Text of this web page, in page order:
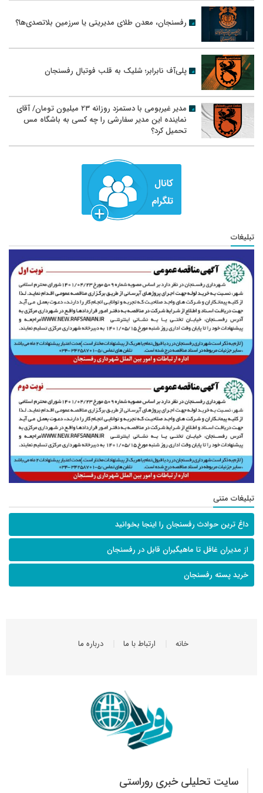
رفسنجان، معدن طلای مدیریتی یا سرزمین بلاتصدی‌ها؟
پلی‌آف نابرابر؛ شلیک به قلب فوتبال رفسنجان
مدیر غیربومی با دستمزد روزانه ۲۳ میلیون تومان/ آقای
نماینده این مدیر سفارشی را چه کسی به باشگاه مس
تحمیل کرد؟
تبلیغات
تبلیغات متنی
داغ ترین حوادث رفسنجان را اینجا بخوانید
از مدیران غافل تا ماهیگیران قابل در رفسنجان
خرید پسته رفسنجان
خانه ارتباط با ما درباره ما
سایت تحلیلی خبری روراستی